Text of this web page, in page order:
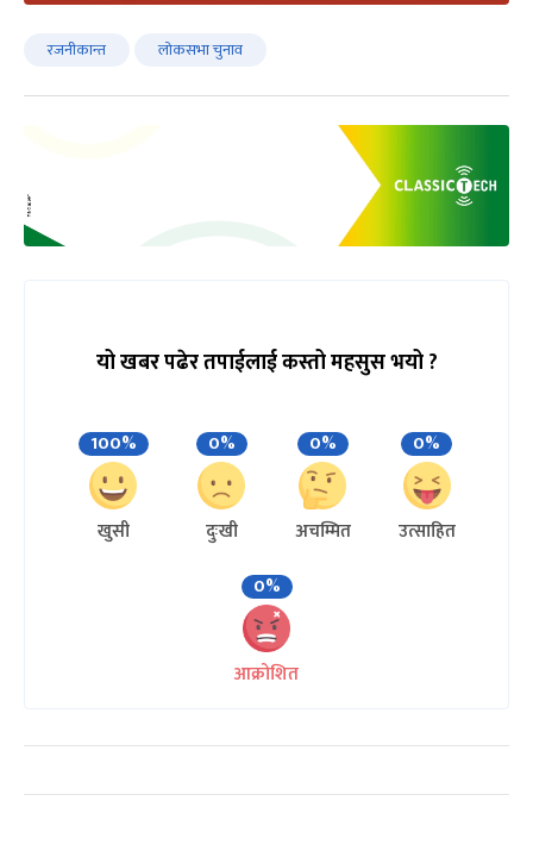
रजनीकान्त लोकसभा चुनाव
यो खबर पढेर तपाईलाई कस्तो महसुस भयो ?
100%
खुसी
0%
दुःखी
0%
अचम्मित
0%
उत्साहित
0%
आक्रोशित